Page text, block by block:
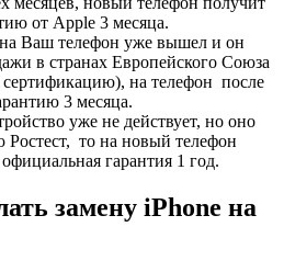
от Apple 3 месяца.
Ваш телефон уже вышел и он
в странах Европейского Союза
на телефон после
3 месяца.
уже не действует, но оно
Ростест, то на новый телефон
гарантия 1 год.
замену iPhone на